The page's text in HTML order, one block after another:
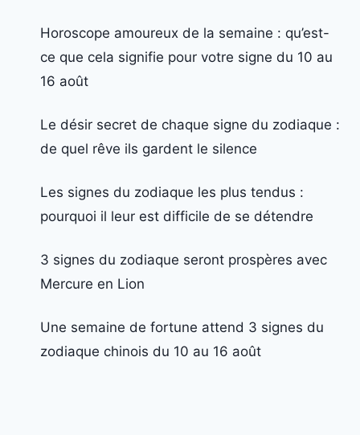
Horoscope amoureux de la semaine : qu’est-
ce que cela signifie pour votre signe du 10 au
16 août
Le désir secret de chaque signe du zodiaque :
de quel rêve ils gardent le silence
Les signes du zodiaque les plus tendus :
pourquoi il leur est difficile de se détendre
3 signes du zodiaque seront prospères avec
Mercure en Lion
Une semaine de fortune attend 3 signes du
zodiaque chinois du 10 au 16 août